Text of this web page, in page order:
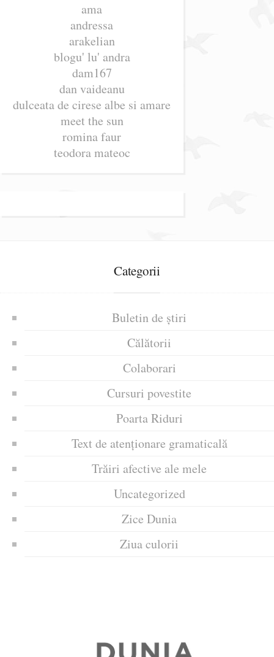
ama
andressa
arakelian
blogu' lu' andra
dam167
dan vaideanu
dulceata de cirese albe si amare
meet the sun
romina faur
teodora mateoc
Categorii
Buletin de știri
Călătorii
Colaborari
Cursuri povestite
Poarta Riduri
Text de atenționare gramaticală
Trăiri afective ale mele
Uncategorized
Zice Dunia
Ziua culorii